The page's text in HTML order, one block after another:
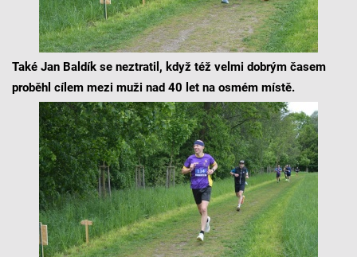
Také Jan Baldík se neztratil, když též velmi dobrým časem
proběhl cílem mezi muži nad 40 let na osmém místě.